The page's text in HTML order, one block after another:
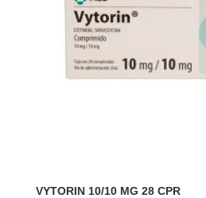
VYTORIN 10/10 MG 28 CPR